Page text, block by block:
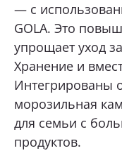
— с
GOLA. Это
упрощает уход
Хранение и
Интегрированы
морозильная
для семьи с
продуктов.